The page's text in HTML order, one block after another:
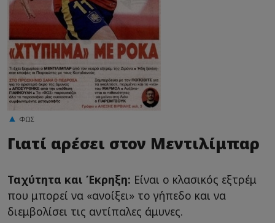
ΦΩΣ
Γιατί αρέσει στον Μεντιλίμπαρ
Ταχύτητα και Έκρηξη: Είναι ο κλασικός εξτρέμ
που μπορεί να «ανοίξει» το γήπεδο και να
διεμβολίσει τις αντίπαλες άμυνες.